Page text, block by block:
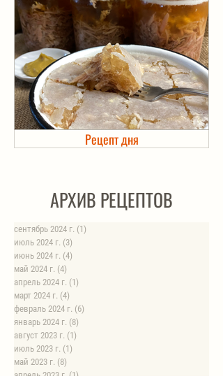
Рецепт дня
Холодец в банке. Автоклав
АРХИВ РЕЦЕПТОВ
сентябрь 2024 г. (1)
июль 2024 г. (3)
июнь 2024 г. (4)
май 2024 г. (4)
апрель 2024 г. (1)
март 2024 г. (4)
февраль 2024 г. (6)
январь 2024 г. (8)
август 2023 г. (1)
июль 2023 г. (1)
май 2023 г. (8)
апрель 2023 г. (1)